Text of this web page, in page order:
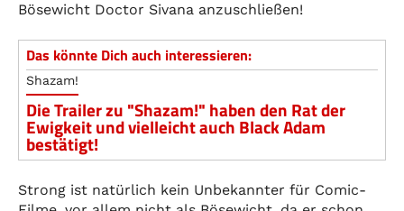
Bösewicht Doctor Sivana anzuschließen!
Das könnte Dich auch interessieren:
Shazam!
Die Trailer zu "Shazam!" haben den Rat der
Ewigkeit und vielleicht auch Black Adam
bestätigt!
Strong ist natürlich kein Unbekannter für Comic-